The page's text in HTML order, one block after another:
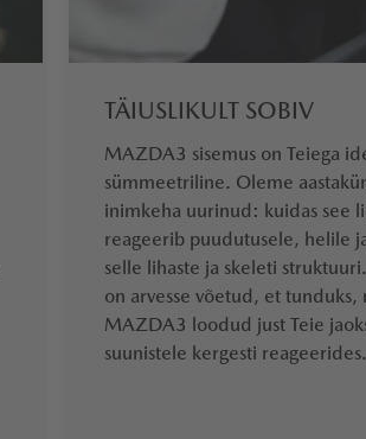
TÄIUSLIKULT SOBIV
MAZDA3 sisemus on Teiega
sümmeetriline. Oleme
inimkeha uurinud: kuidas see
reageerib puudutusele, helile
selle lihaste ja skeleti
on arvesse võetud, et tunduks,
MAZDA3 loodud just Teie
suunistele kergesti reageerides.